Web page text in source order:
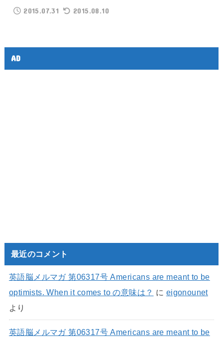
2015.07.31
2015.08.10
AD
最近のコメント
英語脳メルマガ 第06317号 Americans are meant to be
optimists. When it comes to の意味は？ に eigonounet
より
英語脳メルマガ 第06317号 Americans are meant to be